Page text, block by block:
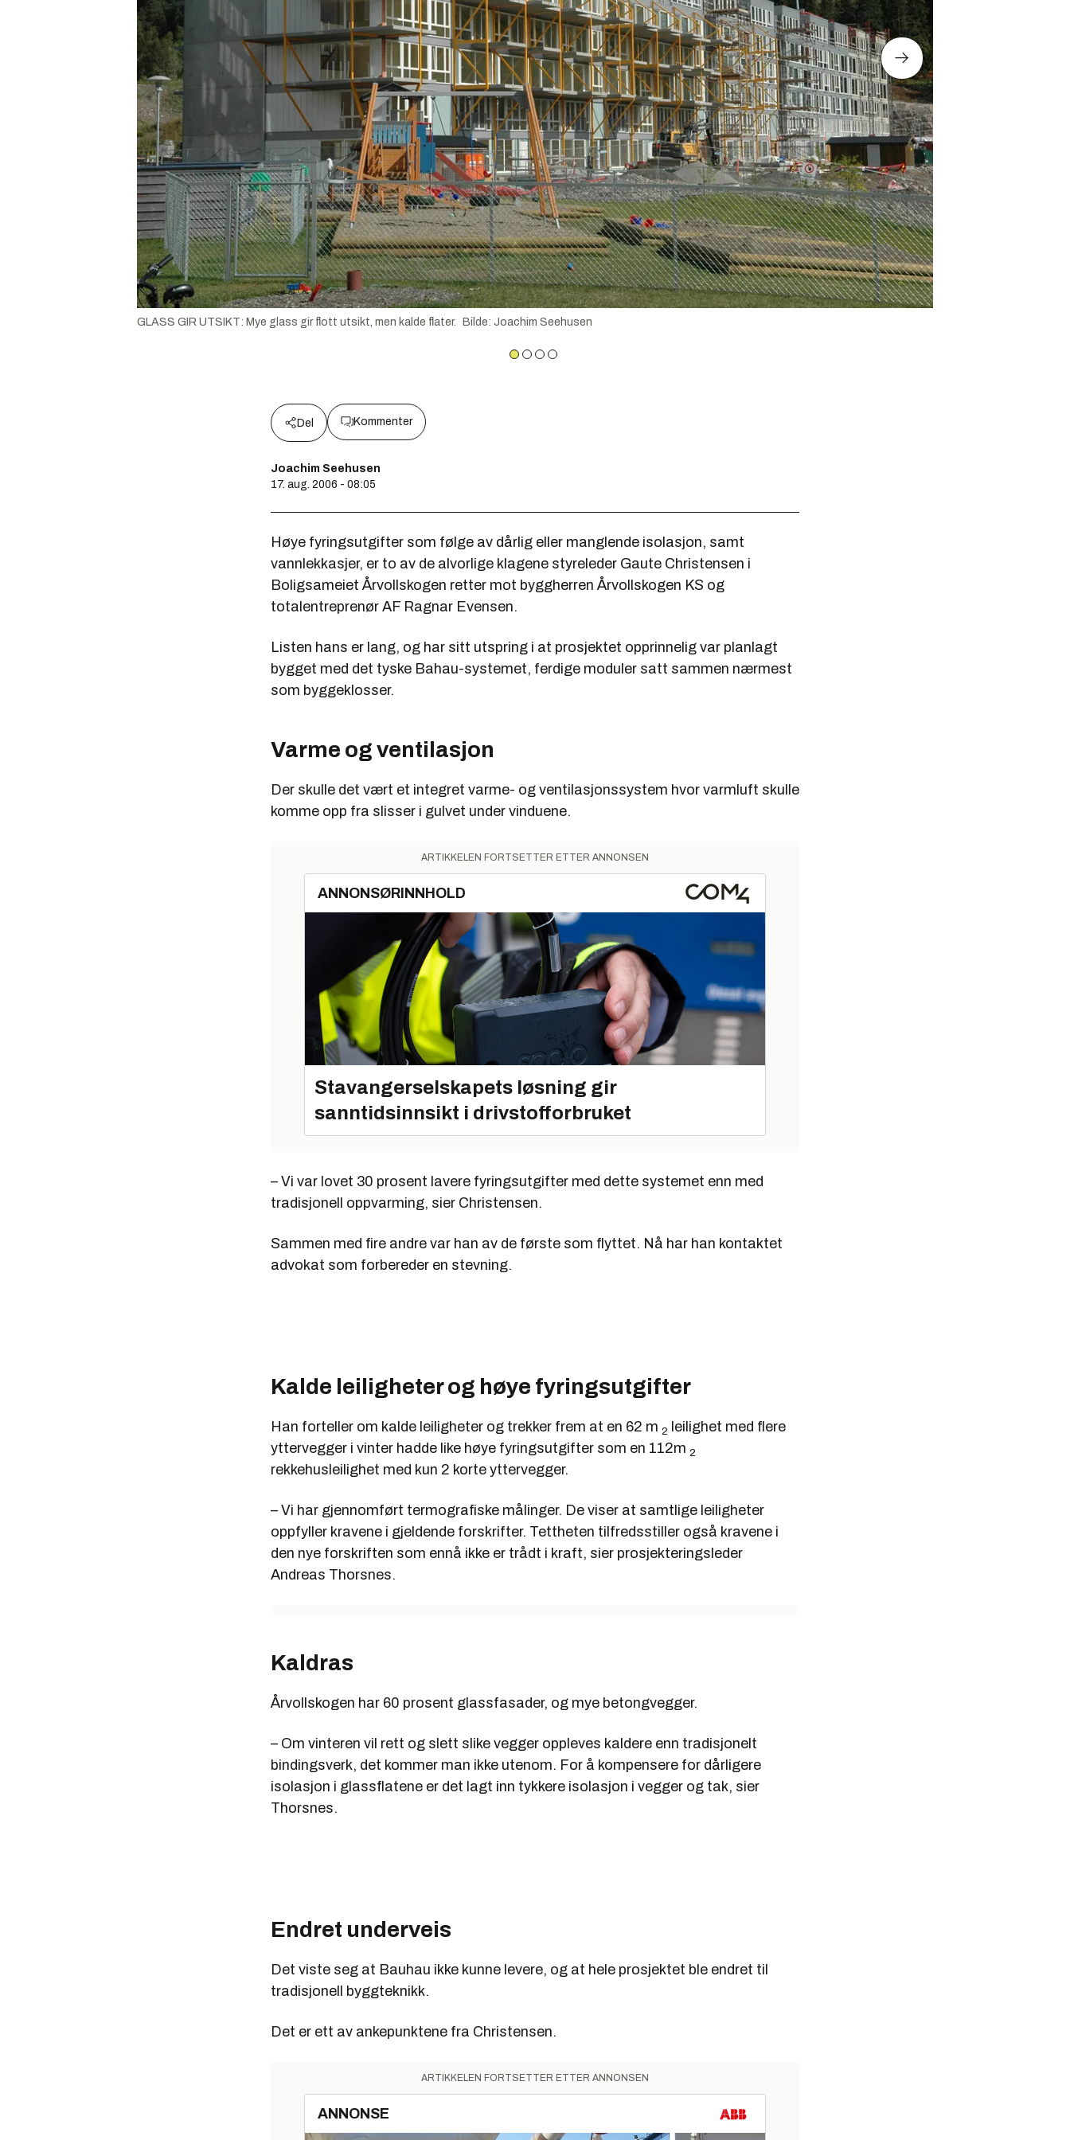
GLASS GIR UTSIKT: Mye glass gir flott utsikt, men kalde flater. Bilde: Joachim Seehusen
Del Kommenter
Joachim Seehusen
17. aug. 2006 - 08:05
Høye fyringsutgifter som følge av dårlig eller manglende isolasjon, samt
vannlekkasjer, er to av de alvorlige klagene styreleder Gaute Christensen i
Boligsameiet Årvollskogen retter mot byggherren Årvollskogen KS og
totalentreprenør AF Ragnar Evensen.
Listen hans er lang, og har sitt utspring i at prosjektet opprinnelig var planlagt
bygget med det tyske Bahau-systemet, ferdige moduler satt sammen nærmest
som byggeklosser.
Varme og ventilasjon
Der skulle det vært et integret varme- og ventilasjonssystem hvor varmluft skulle
komme opp fra slisser i gulvet under vinduene.
ARTIKKELEN FORTSETTER ETTER ANNONSEN
ANNONSØRINNHOLD
Stavangerselskapets løsning gir
sanntidsinnsikt i drivstofforbruket
– Vi var lovet 30 prosent lavere fyringsutgifter med dette systemet enn med
tradisjonell oppvarming, sier Christensen.
Sammen med fire andre var han av de første som flyttet. Nå har han kontaktet
advokat som forbereder en stevning.
Kalde leiligheter og høye fyringsutgifter
Han forteller om kalde leiligheter og trekker frem at en 62 m 2
leilighet med flere
yttervegger i vinter hadde like høye fyringsutgifter som en 112m 2
rekkehusleilighet med kun 2 korte yttervegger.
– Vi har gjennomført termografiske målinger. De viser at samtlige leiligheter
oppfyller kravene i gjeldende forskrifter. Tettheten tilfredsstiller også kravene i
den nye forskriften som ennå ikke er trådt i kraft, sier prosjekteringsleder
Andreas Thorsnes.
Kaldras
Årvollskogen har 60 prosent glassfasader, og mye betongvegger.
– Om vinteren vil rett og slett slike vegger oppleves kaldere enn tradisjonelt
bindingsverk, det kommer man ikke utenom. For å kompensere for dårligere
isolasjon i glassflatene er det lagt inn tykkere isolasjon i vegger og tak, sier
Thorsnes.
Endret underveis
Det viste seg at Bauhau ikke kunne levere, og at hele prosjektet ble endret til
tradisjonell byggteknikk.
Det er ett av ankepunktene fra Christensen.
ARTIKKELEN FORTSETTER ETTER ANNONSEN
ANNONSE